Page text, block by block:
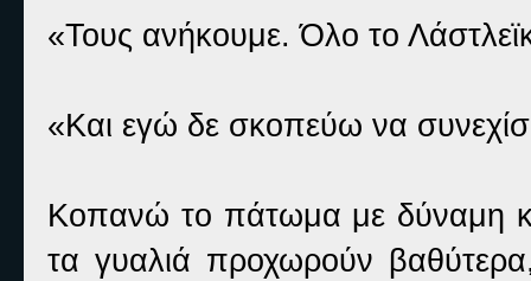
«Τους ανήκουμε. Όλο το
«Και εγώ δε σκοπεύω να
Κοπανώ το πάτωμα με δύναμη
τα γυαλιά προχωρούν